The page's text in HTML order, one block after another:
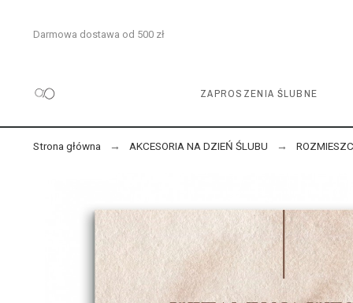
Darmowa dostawa od 500 zł
ZAPROSZENIA ŚLUBNE
Strona główna AKCESORIA NA DZIEŃ ŚLUBU